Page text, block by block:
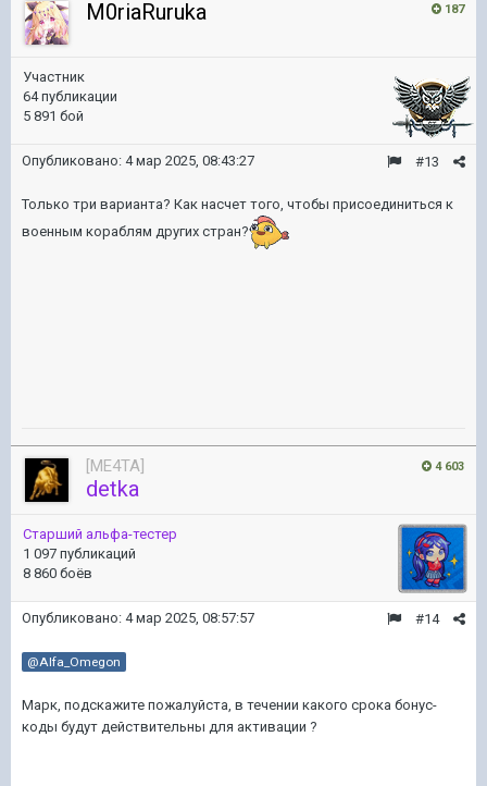
187
M0riaRuruka
Участник
64 публикации
5 891 бой
#13
Опубликовано: 4 мар 2025, 08:43:27
Только три варианта? Как насчет того, чтобы присоединиться к
военным кораблям других стран?
4 603
[ME4TA]
detka
Старший альфа-тестер
1 097 публикаций
8 860 боёв
#14
Опубликовано: 4 мар 2025, 08:57:57
@Alfa_Omegon
Марк, подскажите пожалуйста, в течении какого срока бонус-
коды будут действительны для активации ?